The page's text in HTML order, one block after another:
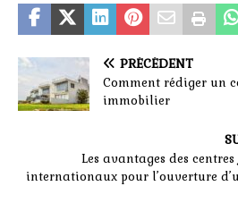
PRÉCÉDENT
Comment rédiger un
immobilier
Les avantages des
internationaux pour l’ouverture